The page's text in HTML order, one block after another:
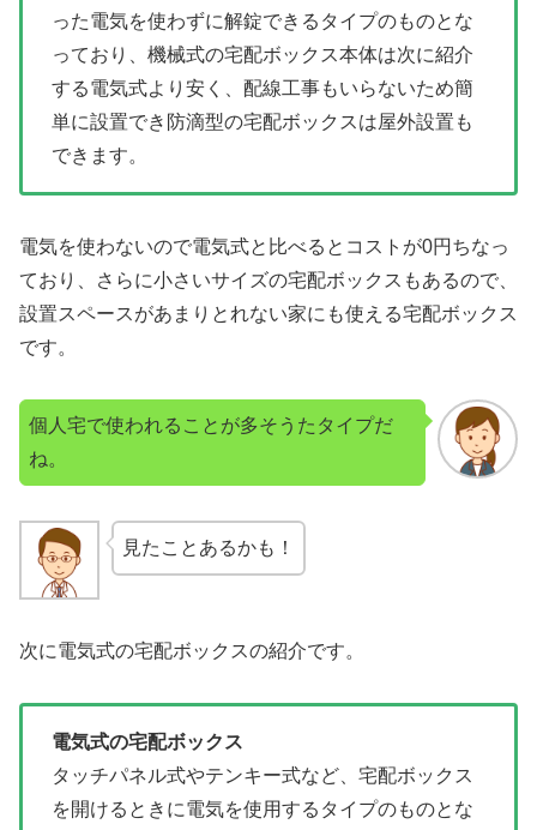
った電気を使わずに解錠できるタイプのものとな
っており、機械式の宅配ボックス本体は次に紹介
する電気式より安く、配線工事もいらないため簡
単に設置でき防滴型の宅配ボックスは屋外設置も
できます。
電気を使わないので電気式と比べるとコストが0円ちなっ
ており、さらに小さいサイズの宅配ボックスもあるので、
設置スペースがあまりとれない家にも使える宅配ボックス
です。
個人宅で使われることが多そうたタイプだ
ね。
見たことあるかも！
次に電気式の宅配ボックスの紹介です。
電気式の宅配ボックス
タッチパネル式やテンキー式など、宅配ボックス
を開けるときに電気を使用するタイプのものとな